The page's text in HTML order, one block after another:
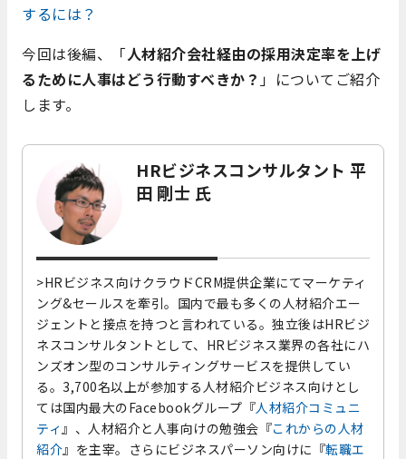
するには？
今回は後編、「人材紹介会社経由の採用決定率を上げ
るために人事はどう行動すべきか？ 」についてご紹介
します。
HRビジネスコンサルタント 平
田 剛士 氏
>HRビジネス向けクラウドCRM提供企業にてマーケティ
ング&セールスを牽引。国内で最も多くの人材紹介エー
ジェントと接点を持つと言われている。独立後はHRビジ
ネスコンサルタントとして、HRビジネス業界の各社にハ
ンズオン型のコンサルティングサービスを提供してい
る。3,700名以上が参加する人材紹介ビジネス向けとし
ては国内最大のFacebookグループ『人材紹介コミュニ
ティ 』、人材紹介と人事向けの勉強会『これからの人材
紹介』を主宰。さらにビジネスパーソン向けに『転職エ